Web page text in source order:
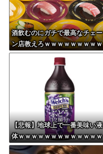
酒飲むのにガチで最高なチェー
ン店教えろｗｗｗｗｗｗｗｗｗ
ｗ
【悲報】地球上で一番美味い液
体ｗｗｗｗｗｗｗｗｗｗｗｗｗ
ｗｗｗｗｗｗｗｗｗｗｗｗｗｗ